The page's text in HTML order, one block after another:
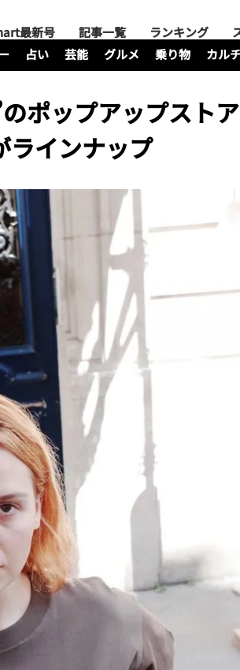
最新号 記事一覧 ランキング
占い 芸能 グルメ 乗り物 カル
ポップアップスト
ラインナップ